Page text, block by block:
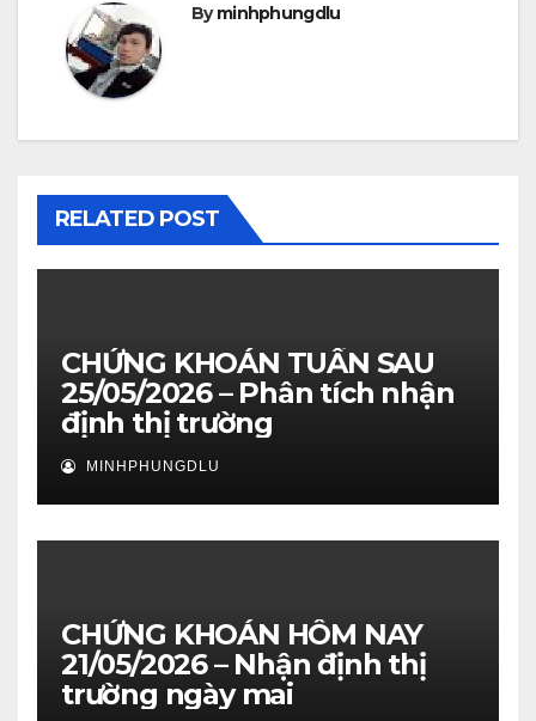
Byminhphungdlu
RELATED POST
CHỨNG KHOÁN TUẦN SAU
25/05/2026 – Phân tích nhận
định thị trường
MINHPHUNGDLU
CHỨNG KHOÁN HÔM NAY
21/05/2026 – Nhận định thị
trường ngày mai